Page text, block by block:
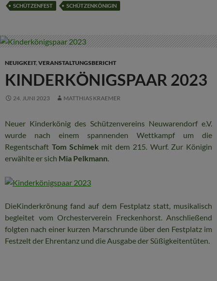
SCHÜTZENFEST SCHÜTZENKÖNIGIN
NEUIGKEIT,VERANSTALTUNGSBERICHT
KINDERKÖNIGSPAAR 2023
24. JUNI 2023 MATTHIAS KRAEMER
Neuer Kinderkönig des Schützenvereins Neuwarendorf e.V.
wurde nach einem spannenden Wettkampf um die
Regentschaft Tom Schimek mit dem 215. Wurf. Zur Königin
erwählte er sich Mia Pelkmann.
DieKinderkrönung fand auf dem Festplatz statt, musikalisch
begleitet vom Orchesterverein Freckenhorst. Anschließend
folgten nach einer kurzen Marschrunde über den Festplatz im
Festzelt der Ehrentanz und die Ausgabe der Süßigkeitentüten.